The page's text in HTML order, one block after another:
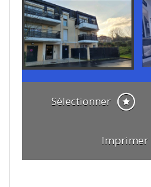
Sélectionner
Imprimer